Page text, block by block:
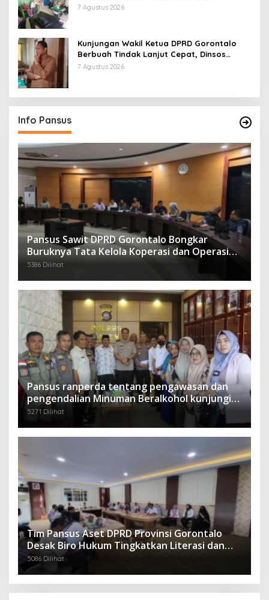
7 Agustus 2026
Kunjungan Wakil Ketua DPRD Gorontalo
Berbuah Tindak Lanjut Cepat, Dinsos
Provinsi Bantu Remaja Terlantar Asal
7 Agustus 2026
Info Pansus
Pansus Sawit DPRD Gorontalo Bongkar
Buruknya Tata Kelola Koperasi dan Operasi
Ilegal Perusahaan
5386 Dilihat
Pansus ranperda tentang pengawasan dan
pengendalian Minuman Beralkohol kunjungi
Polres Boalemo
5271 Dilihat
Tim Pansus Aset DPRD Provinsi Gorontalo
Desak Biro Hukum Tingkatkan Literasi dan
Mitigasi Resiko Hukum Terkait Aset Daerah
5086 Dilihat